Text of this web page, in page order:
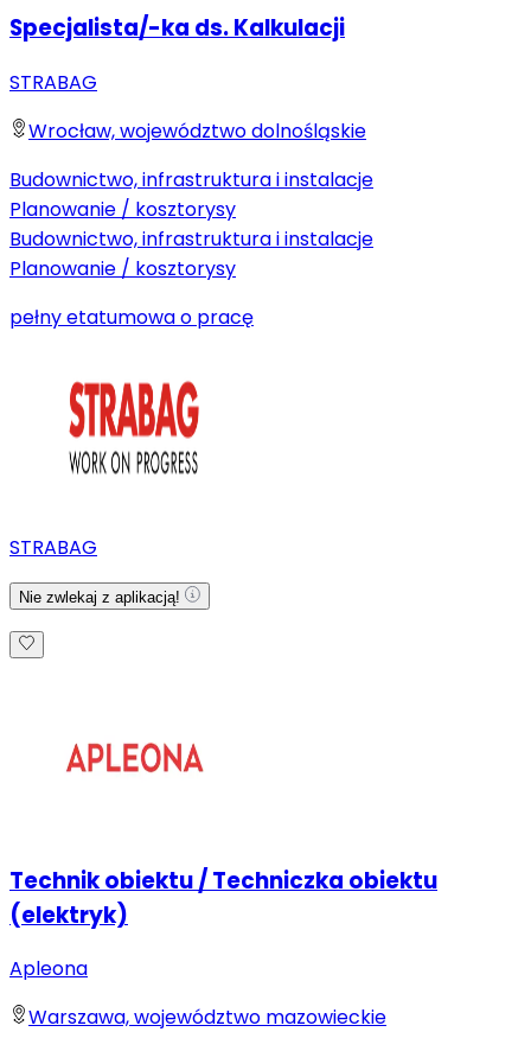
Specjalista/-ka ds. Kalkulacji
STRABAG
Wrocław, województwo dolnośląskie
Budownictwo, infrastruktura i instalacje
Planowanie / kosztorysy
Budownictwo, infrastruktura i instalacje
Planowanie / kosztorysy
pełny etatumowa o pracę
STRABAG
Nie zwlekaj z aplikacją!
Technik obiektu / Techniczka obiektu
(elektryk)
Apleona
Warszawa, województwo mazowieckie